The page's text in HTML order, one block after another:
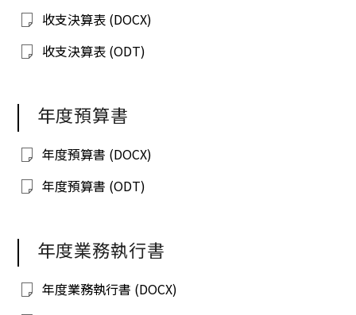
收支決算表 (DOCX)
收支決算表 (ODT)
年度預算書
年度預算書 (DOCX)
年度預算書 (ODT)
年度業務執行書
年度業務執行書 (DOCX)